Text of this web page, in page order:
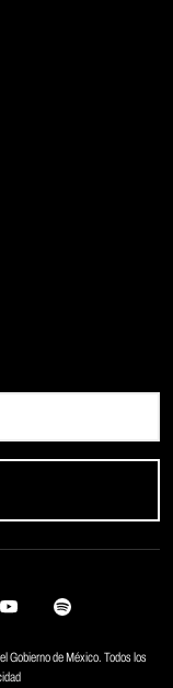
Gobierno de México. Todos los